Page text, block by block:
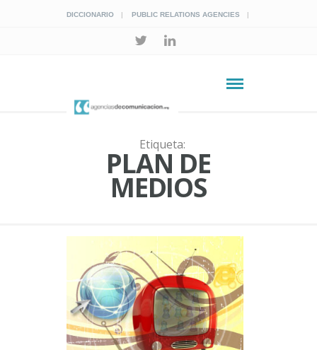
DICCIONARIO PUBLIC RELATIONS AGENCIES
Etiqueta:
PLAN DE
MEDIOS